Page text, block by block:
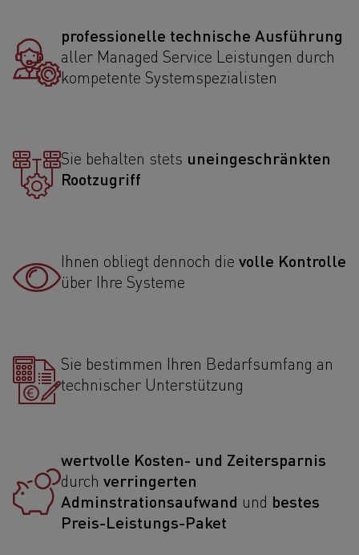
professionelle technische Ausführung
aller Managed Service Leistungen durch
kompetente Systemspezialisten
Sie behalten stets uneingeschränkten
Rootzugriff
Ihnen obliegt dennoch die volle Kontrolle
über Ihre Systeme
Sie bestimmen Ihren Bedarfsumfang an
technischer Unterstützung
wertvolle Kosten- und Zeitersparnis
durch verringerten
Adminstrationsaufwand und bestes
Preis-Leistungs-Paket